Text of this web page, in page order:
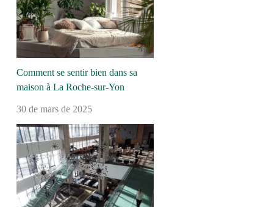
Comment se sentir bien dans sa
maison à La Roche-sur-Yon
30 de mars de 2025